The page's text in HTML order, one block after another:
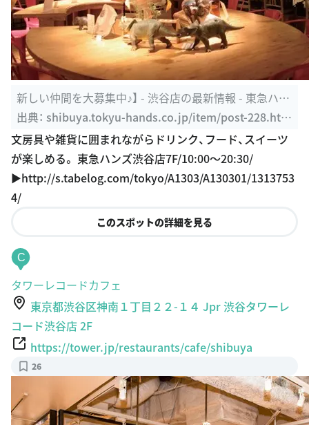
新しい仲間を大募集中♪】 - 渋谷店の最新情報 - 東急ハン
ズ渋谷店
出典： shibuya.tokyu-hands.co.jp/item/post-228.htm
l
文房具や雑貨に囲まれながらドリンク、フード、スイーツ
が楽しめる。 東急ハンズ渋谷店7F/10:00〜20:30/
▶︎http://s.tabelog.com/tokyo/A1303/A130301/1313753
4/
このスポットの詳細を見る
C
タワーレコードカフェ
東京都渋谷区神南１丁目２２-１４ Jpr 渋谷タワーレ
コード渋谷店 2F
https://tower.jp/restaurants/cafe/shibuya
26